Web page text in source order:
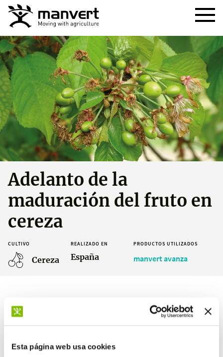
Esta página web usa cookies
Adelanto de la
maduración del fruto en
cereza
CULTIVO
Cereza
REALIZADO EN
España
PRODUCTOS UTILIZADOS
manvert avanza